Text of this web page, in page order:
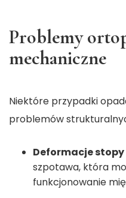
Problemy
mechaniczne
Niektóre przypadki
problemów
Deformacje stopy
szpotawa, która
funkcjonowanie